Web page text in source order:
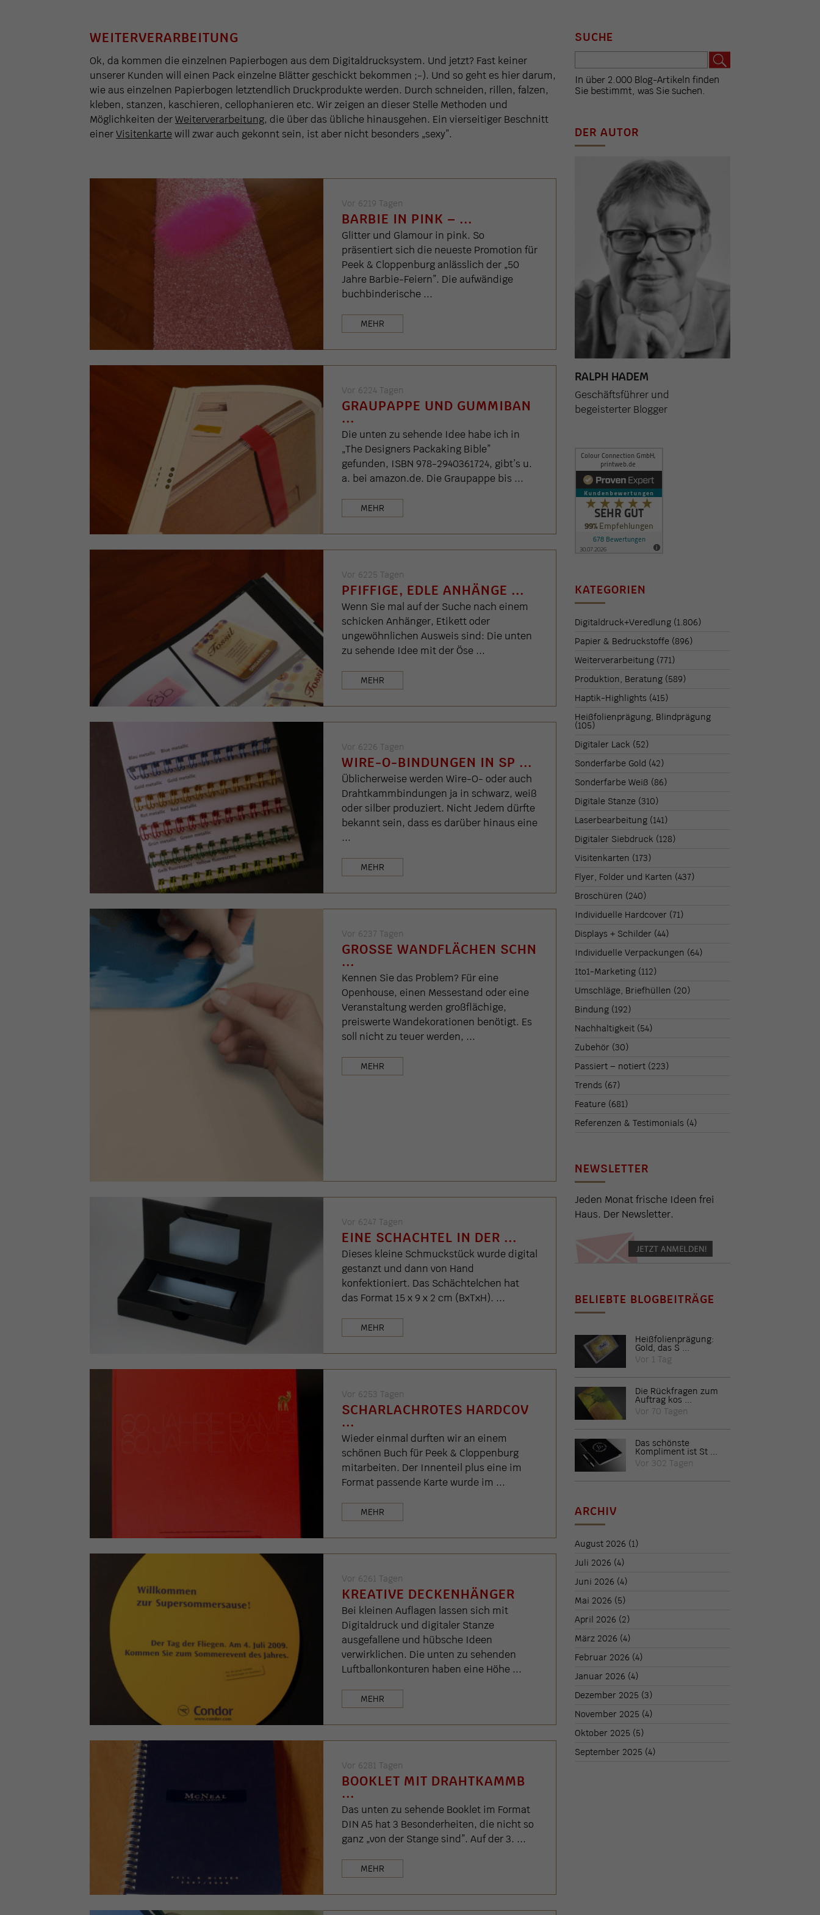
WEITERVERARBEITUNG
Ok, da kommen die einzelnen Papierbogen aus dem Digitaldrucksystem. Und jetzt? Fast keiner
unserer Kunden will einen Pack einzelne Blätter geschickt bekommen ;-). Und so geht es hier darum,
wie aus einzelnen Papierbogen letztendlich Druckprodukte werden. Durch schneiden, rillen, falzen,
kleben, stanzen, kaschieren, cellophanieren etc. Wir zeigen an dieser Stelle Methoden und
Möglichkeiten derWeiterverarbeitung, die über das übliche hinausgehen. Ein vierseitiger Beschnitt
einerVisitenkartewill zwar auch gekonnt sein, ist aber nicht besonders „sexy”.
Vor 6219 Tagen
BARBIE IN PINK – ...
Glitter und Glamour in pink. So
präsentiert sich die neueste Promotion für
Peek & Cloppenburg anlässlich der „50
Jahre Barbie-Feiern”. Die aufwändige
buchbinderische ...
MEHR
Vor 6224 Tagen
GRAUPAPPE UND GUMMIBAN
...
Die unten zu sehende Idee habe ich in
„The Designers Packaking Bible”
gefunden, ISBN 978-2940361724, gibt’s u.
a. bei amazon.de. Die Graupappe bis ...
MEHR
Vor 6225 Tagen
PFIFFIGE, EDLE ANHÄNGE ...
Wenn Sie mal auf der Suche nach einem
schicken Anhänger, Etikett oder
ungewöhnlichen Ausweis sind: Die unten
zu sehende Idee mit der Öse ...
MEHR
Vor 6226 Tagen
WIRE-O-BINDUNGEN IN SP ...
Üblicherweise werden Wire-O- oder auch
Drahtkammbindungen ja in schwarz, weiß
oder silber produziert. Nicht Jedem dürfte
bekannt sein, dass es darüber hinaus eine
...
MEHR
Vor 6237 Tagen
GROSSE WANDFLÄCHEN SCHN .
..
Kennen Sie das Problem? Für eine
Openhouse, einen Messestand oder eine
Veranstaltung werden großflächige,
preiswerte Wandekorationen benötigt. Es
soll nicht zu teuer werden, ...
MEHR
Vor 6247 Tagen
EINE SCHACHTEL IN DER ...
Dieses kleine Schmuckstück wurde digital
gestanzt und dann von Hand
konfektioniert. Das Schächtelchen hat
das Format 15 x 9 x 2 cm (BxTxH). ...
MEHR
Vor 6253 Tagen
SCHARLACHROTES HARDCOV
...
Wieder einmal durften wir an einem
schönen Buch für Peek & Cloppenburg
mitarbeiten. Der Innenteil plus eine im
Format passende Karte wurde im ...
MEHR
Vor 6261 Tagen
KREATIVE DECKENHÄNGER
Bei kleinen Auflagen lassen sich mit
Digitaldruck und digitaler Stanze
ausgefallene und hübsche Ideen
verwirklichen. Die unten zu sehenden
Luftballonkonturen haben eine Höhe ...
MEHR
Vor 6281 Tagen
BOOKLET MIT DRAHTKAMMB
...
Das unten zu sehende Booklet im Format
DIN A5 hat 3 Besonderheiten, die nicht so
ganz „von der Stange sind”. Auf der 3. ...
MEHR
SUCHE
In über 2.000 Blog-Artikeln finden
Sie bestimmt, was Sie suchen.
DER AUTOR
RALPH HADEM
Geschäftsführer und
begeisterter Blogger
KATEGORIEN
Digitaldruck+Veredlung (1.806)
Papier & Bedruckstoffe (896)
Weiterverarbeitung (771)
Produktion, Beratung (589)
Haptik-Highlights (415)
Heißfolienprägung, Blindprägung
(105)
Digitaler Lack (52)
Sonderfarbe Gold (42)
Sonderfarbe Weiß (86)
Digitale Stanze (310)
Laserbearbeitung (141)
Digitaler Siebdruck (128)
Visitenkarten (173)
Flyer, Folder und Karten (437)
Broschüren (240)
Individuelle Hardcover (71)
Displays + Schilder (44)
Individuelle Verpackungen (64)
1to1-Marketing (112)
Umschläge, Briefhüllen (20)
Bindung (192)
Nachhaltigkeit (54)
Zubehör (30)
Passiert – notiert (223)
Trends (67)
Feature (681)
Referenzen & Testimonials (4)
NEWSLETTER
Jeden Monat frische Ideen frei
Haus. Der Newsletter.
BELIEBTE BLOGBEITRÄGE
Heißfolienprägung:
Gold, das S ...
Vor 1 Tag
Die Rückfragen zum
Auftrag kos ...
Vor 70 Tagen
Das schönste
Kompliment ist St ...
Vor 302 Tagen
ARCHIV
August 2026 (1)
Juli 2026 (4)
Juni 2026 (4)
Mai 2026 (5)
April 2026 (2)
März 2026 (4)
Februar 2026 (4)
Januar 2026 (4)
Dezember 2025 (3)
November 2025 (4)
Oktober 2025 (5)
September 2025 (4)